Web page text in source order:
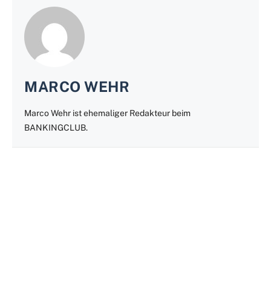
MARCO WEHR
Marco Wehr ist ehemaliger Redakteur beim
BANKINGCLUB.